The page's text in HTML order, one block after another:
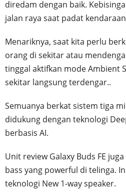
diredam dengan baik.
jalan raya saat padat
Menariknya, saat kita perlu
orang di sekitar atau
tinggal aktifkan mode Ambient
sekitar langsung terdengar..
Semuanya berkat sistem tiga
didukung dengan teknologi
berbasis AI.
Unit review Galaxy Buds FE
bass yang powerful di telinga.
teknologi New 1-way speaker.